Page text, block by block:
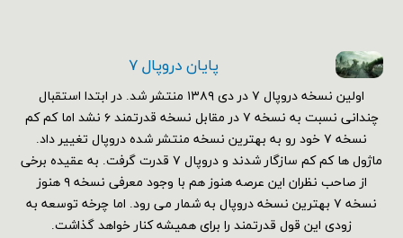
پایان دروپال ۷
اولین نسخه دروپال ۷ در دی ۱۳۸۹ منتشر شد. در ابتدا استقبال
چندانی نسبت به نسخه ۷ در مقابل نسخه قدرتمند ۶ نشد اما کم کم
نسخه ۷ خود رو به بهترین نسخه منتشر شده دروپال تغییر داد.
ماژول ها کم کم سازگار شدند و دروپال ۷ قدرت گرفت. به عقیده برخی
از صاحب نظران این عرصه هنوز هم با وجود معرفی نسخه ۹ هنوز
نسخه ۷ بهترین نسخه دروپال به شمار می رود. اما چرخه توسعه به
زودی این قول قدرتمند را برای همیشه کنار خواهد گذاشت.